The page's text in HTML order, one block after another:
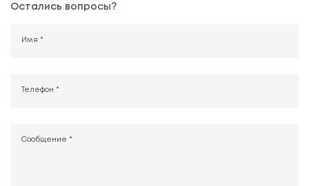
Остались вопросы?
Имя *
Телефон *
Сообщение *